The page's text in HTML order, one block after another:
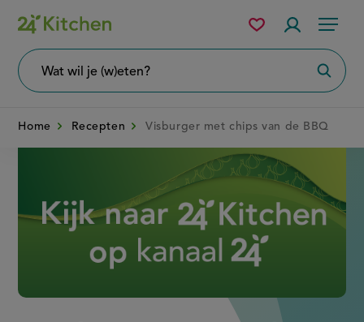
Overslaan
en
naar
Menu
wil
Mijn
bewaarde
Home Recepten Visburger met chips van de BBQ